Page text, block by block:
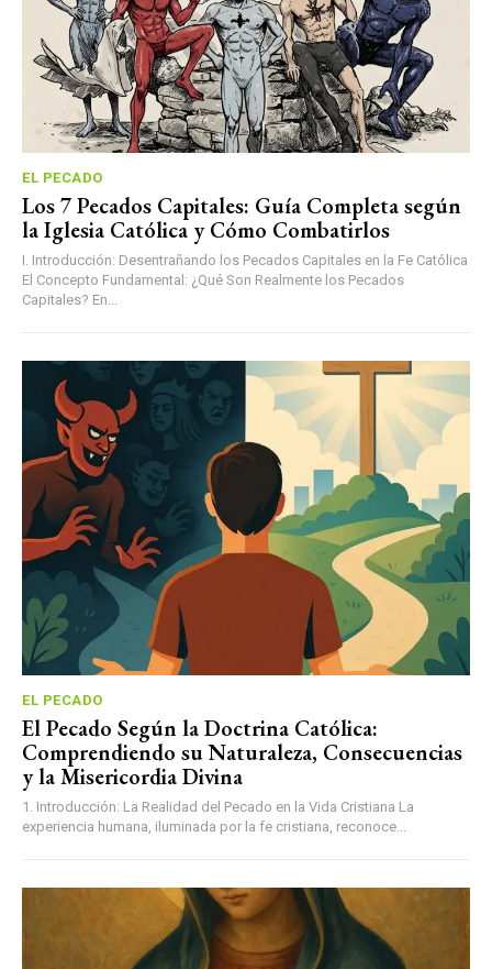
EL PECADO
Los 7 Pecados Capitales: Guía Completa según
la Iglesia Católica y Cómo Combatirlos
I. Introducción: Desentrañando los Pecados Capitales en la Fe Católica
El Concepto Fundamental: ¿Qué Son Realmente los Pecados
Capitales? En...
EL PECADO
El Pecado Según la Doctrina Católica:
Comprendiendo su Naturaleza, Consecuencias
y la Misericordia Divina
1. Introducción: La Realidad del Pecado en la Vida Cristiana La
experiencia humana, iluminada por la fe cristiana, reconoce...